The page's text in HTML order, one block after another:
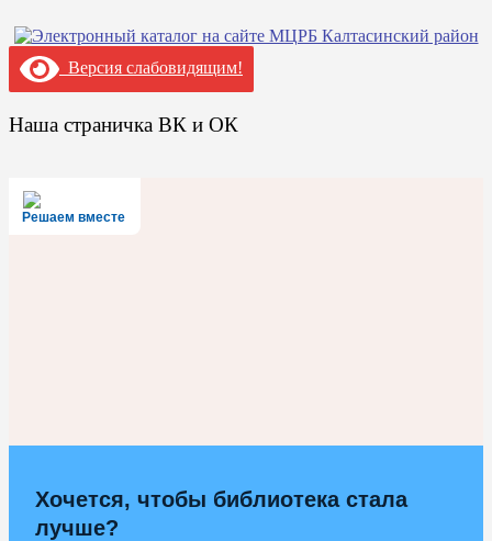
Версия слабовидящим!
Наша страничка ВК и ОК
Решаем вместе
Хочется, чтобы библиотека стала
лучше?